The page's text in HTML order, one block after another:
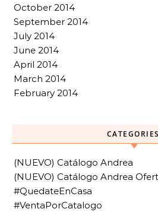
October 2014
September 2014
July 2014
June 2014
April 2014
March 2014
February 2014
CATEGORIES
(NUEVO) Catálogo Andrea
(NUEVO) Catálogo Andrea
#QuedateEnCasa
#VentaPorCatalogo